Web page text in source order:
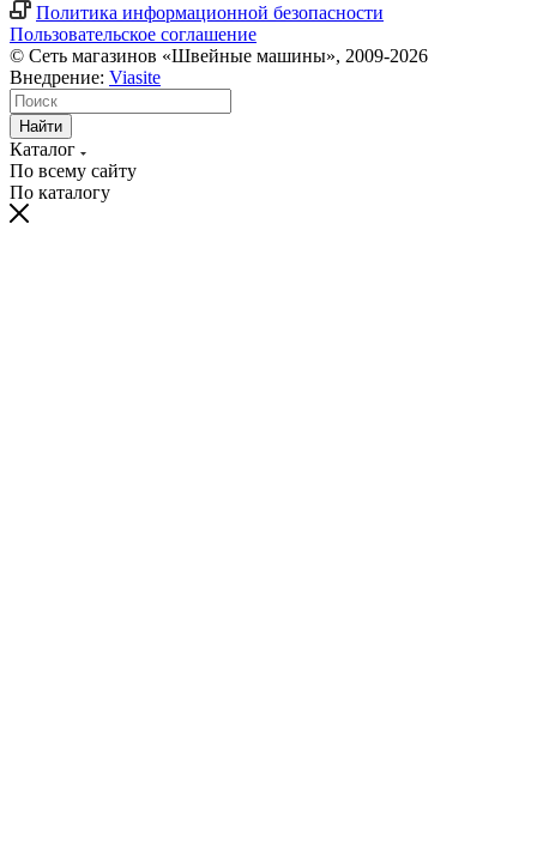
Политика информационной безопасности
Пользовательское соглашение
© Сеть магазинов «Швейные машины», 2009-2026
Внедрение: Viasite
Найти
Каталог
По всему сайту
По каталогу